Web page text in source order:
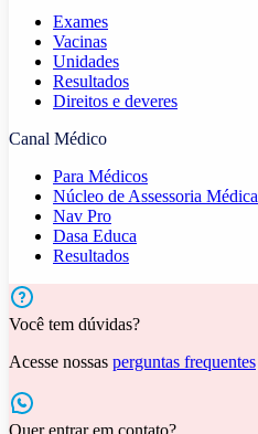
Exames
Vacinas
Unidades
Resultados
Direitos e deveres
Canal Médico
Para Médicos
Núcleo de Assessoria Médica
Nav Pro
Dasa Educa
Resultados
Você tem dúvidas?
Acesse nossas perguntas frequentes
Quer entrar em contato?